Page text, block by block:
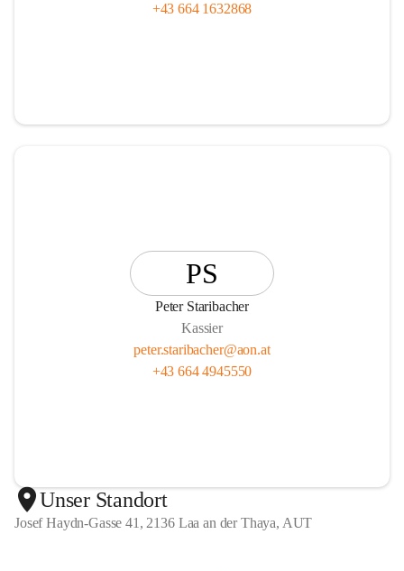
+43 664 1632868
PS
Peter Staribacher
Kassier
peter.staribacher@aon.at
+43 664 4945550
Unser Standort
Josef Haydn-Gasse 41, 2136 Laa an der Thaya, AUT